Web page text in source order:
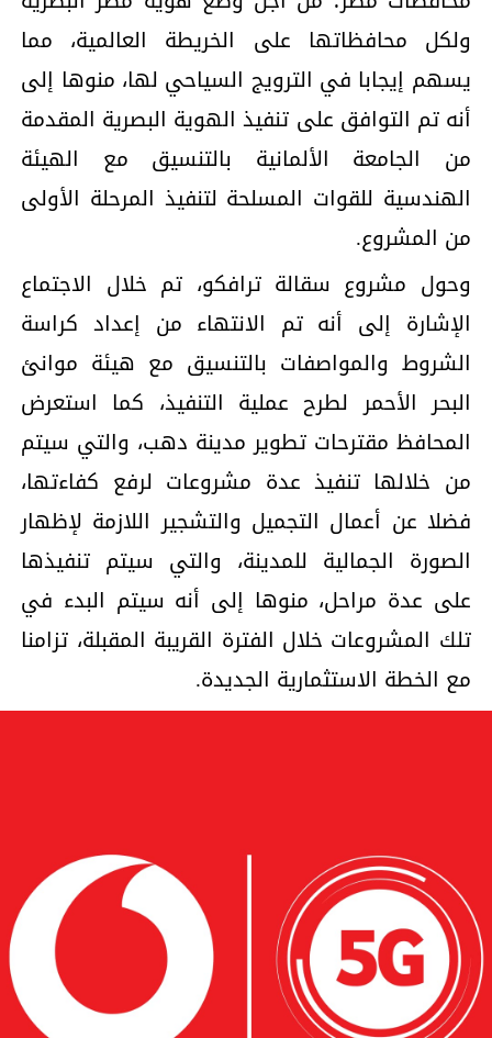
ولكل محافظاتها على الخريطة العالمية، مما
يسهم إيجابا في الترويج السياحي لها، منوها إلى
أنه تم التوافق على تنفيذ الهوية البصرية المقدمة
من الجامعة الألمانية بالتنسيق مع الهيئة
الهندسية للقوات المسلحة لتنفيذ المرحلة الأولى
من المشروع.
وحول مشروع سقالة ترافكو، تم خلال الاجتماع
الإشارة إلى أنه تم الانتهاء من إعداد كراسة
الشروط والمواصفات بالتنسيق مع هيئة موانئ
البحر الأحمر لطرح عملية التنفيذ، كما استعرض
المحافظ مقترحات تطوير مدينة دهب، والتي سيتم
من خلالها تنفيذ عدة مشروعات لرفع كفاءتها،
فضلا عن أعمال التجميل والتشجير اللازمة لإظهار
الصورة الجمالية للمدينة، والتي سيتم تنفيذها
على عدة مراحل، منوها إلى أنه سيتم البدء في
تلك المشروعات خلال الفترة القريبة المقبلة، تزامنا
مع الخطة الاستثمارية الجديدة.